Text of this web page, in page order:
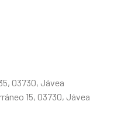
03730, Jávea
15, 03730, Jávea